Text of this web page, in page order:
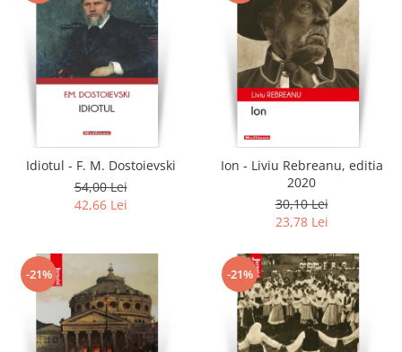
Idiotul - F. M. Dostoievski
54,00 Lei
42,66 Lei
Ion - Liviu Rebreanu, editia
2020
30,10 Lei
23,78 Lei
-21% -21%